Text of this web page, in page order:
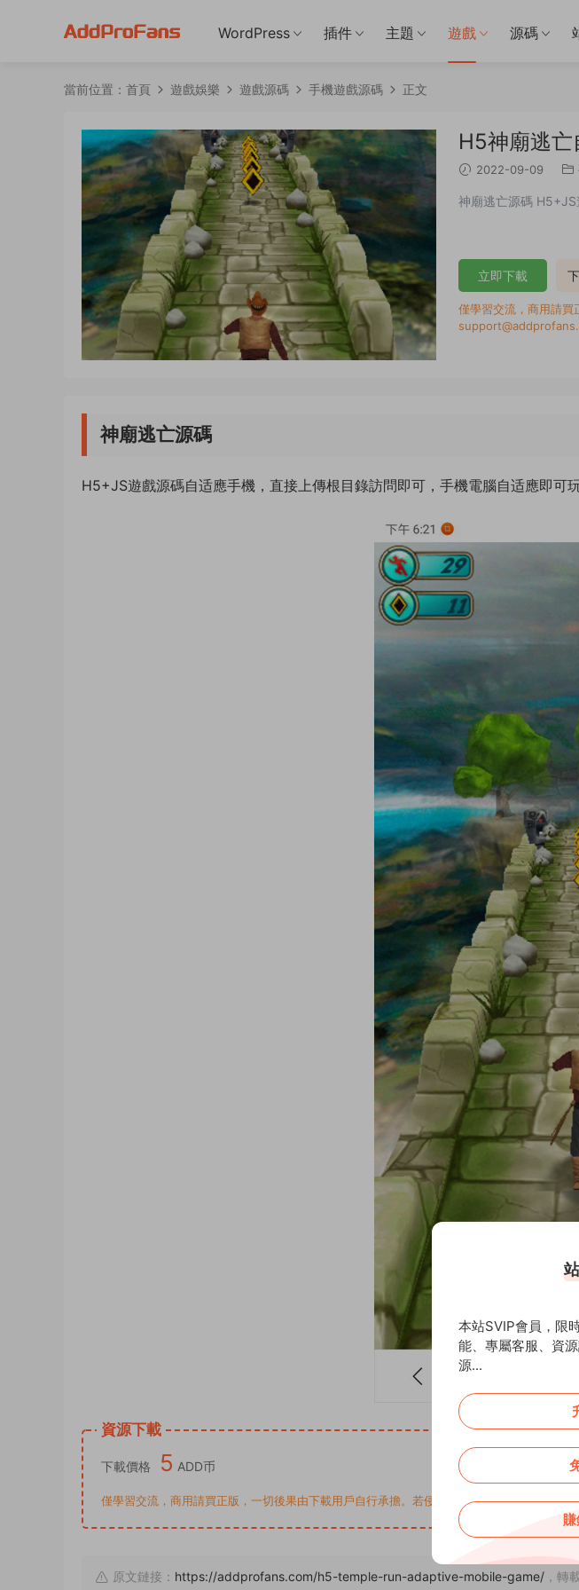
WordPress 插件 主題 遊戲 源碼
當前位置： 首頁 遊戲娛樂 遊戲源碼 手機遊戲源碼 正文
H5神廟逃
2022-09-09
神廟逃亡源碼 H5+JS
立即下載
僅學習交流，商用請買
神廟逃亡源碼
H5+JS遊戲源碼自适應手機，直接上傳根目錄訪問即可，手機電腦自适應即可
資源下載
下載價格 5 ADD币
僅學習交流，商用請買正版，一切後果由下載用戶自行承擔。若侵犯了您的權益，請來信通
原文鏈接： https://addprofans.com/h5-temple-run-adaptive-mobile-game/ ，轉
本站SVIP會員，限
能、專屬客服、資
源...